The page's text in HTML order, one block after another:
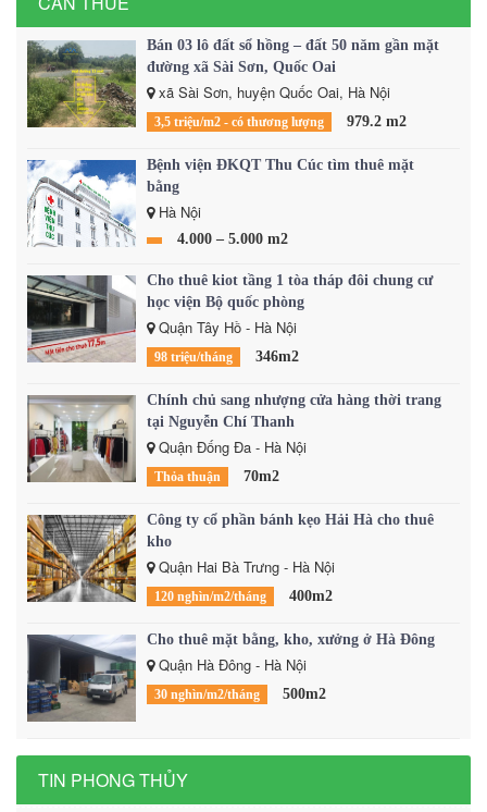
Bán 03 lô đất sổ hồng – đất 50 năm gần mặt
đường xã Sài Sơn, Quốc Oai
xã Sài Sơn, huyện Quốc Oai, Hà Nội
3,5 triệu/m2 - có thương lượng 979.2 m2
Bệnh viện ĐKQT Thu Cúc tìm thuê mặt
bằng
Hà Nội
4.000 – 5.000 m2
Cho thuê kiot tầng 1 tòa tháp đôi chung cư
học viện Bộ quốc phòng
Quận Tây Hồ - Hà Nội
98 triệu/tháng 346m2
Chính chủ sang nhượng cửa hàng thời trang
tại Nguyễn Chí Thanh
Quận Đống Đa - Hà Nội
Thỏa thuận 70m2
Công ty cổ phần bánh kẹo Hải Hà cho thuê
kho
Quận Hai Bà Trưng - Hà Nội
120 nghìn/m2/tháng 400m2
Cho thuê mặt bằng, kho, xưởng ở Hà Đông
Quận Hà Đông - Hà Nội
30 nghìn/m2/tháng 500m2
TIN PHONG THỦY